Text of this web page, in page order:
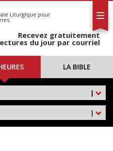
Liturgique pour
Recevez gratuitement
du jour par courriel
LA BIBLE
|
|